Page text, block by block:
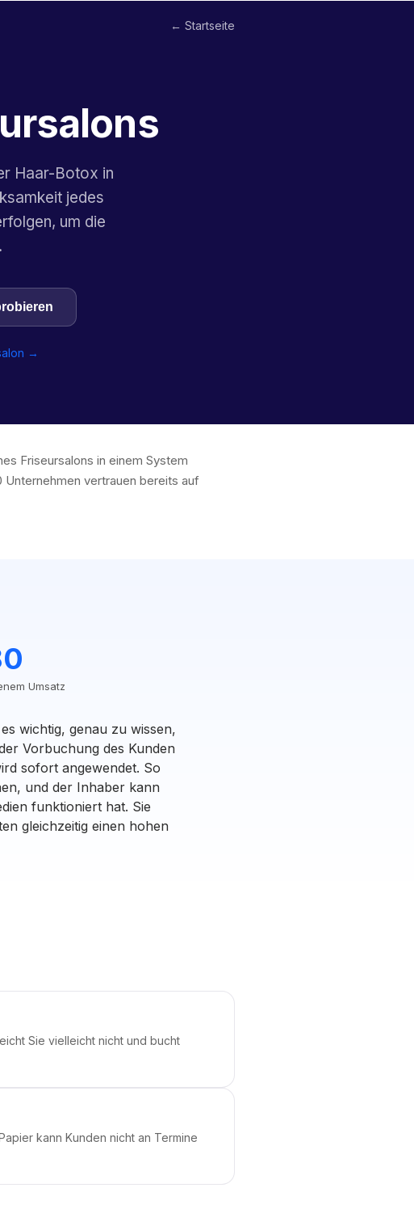
← Startseite
Haar-Botox in
jedes
um die
→
Friseursalons in einem System
vertrauen bereits auf
Umsatz
wichtig, genau zu wissen,
Vorbuchung des Kunden
sofort angewendet. So
und der Inhaber kann
funktioniert hat. Sie
gleichzeitig einen hohen
Sie vielleicht nicht und bucht
kann Kunden nicht an Termine